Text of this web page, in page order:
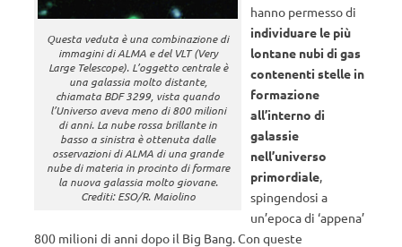
Questa veduta è una combinazione di
immagini di ALMA e del VLT (Very
Large Telescope). L’oggetto centrale è
una galassia molto distante,
chiamata BDF 3299, vista quando
l’Universo aveva meno di 800 milioni
di anni. La nube rossa brillante in
basso a sinistra è ottenuta dalle
osservazioni di ALMA di una grande
nube di materia in procinto di formare
la nuova galassia molto giovane.
Crediti: ESO/R. Maiolino
hanno permesso di
individuare le più
lontane nubi di gas
contenenti stelle in
formazione
all’interno di
galassie
nell’universo
primordiale,
spingendosi a
un’epoca di ‘appena’
800 milioni di anni dopo il Big Bang. Con queste